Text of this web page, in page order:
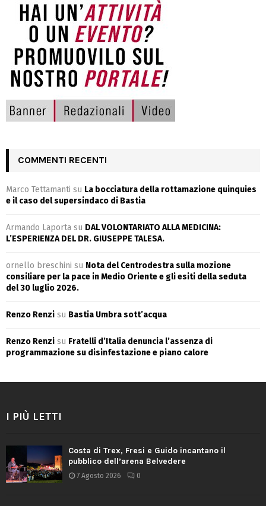
COMMENTI RECENTI
Marco Tettamanti su La bocciatura della rottamazione quinquies
e il caso del supersindaco di Bastia
Armando Laporta su DAL VOLONTARIATO ALLA MEDICINA:
L’ESPERIENZA DEL DR. GIUSEPPE TALESA.
ornello breschini su Nota del Centrodestra sulla mozione
consiliare per la pace in Medio Oriente e gli esiti della seduta
del 30 luglio 2026.
Renzo Renzi su Bastia Umbra sott’acqua
Renzo Renzi su Fratelli d’Italia denuncia l’assenza di
programmazione su disinfestazione e piano calore
I PIÙ LETTI
Costa di Trex, Fresi e Guido incantano il
pubblico dell’arena Belvedere
7 Agosto 2026 0